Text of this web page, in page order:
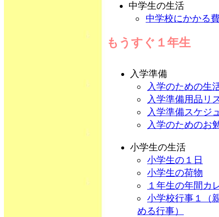
中学生の生活
中学校にかかる
もうすぐ１年生
入学準備
入学のための生
入学準備用品リ
入学準備スケジ
入学のためのお
小学生の生活
小学生の１日
小学生の荷物
１年生の年間カ
小学校行事１（
める行事）